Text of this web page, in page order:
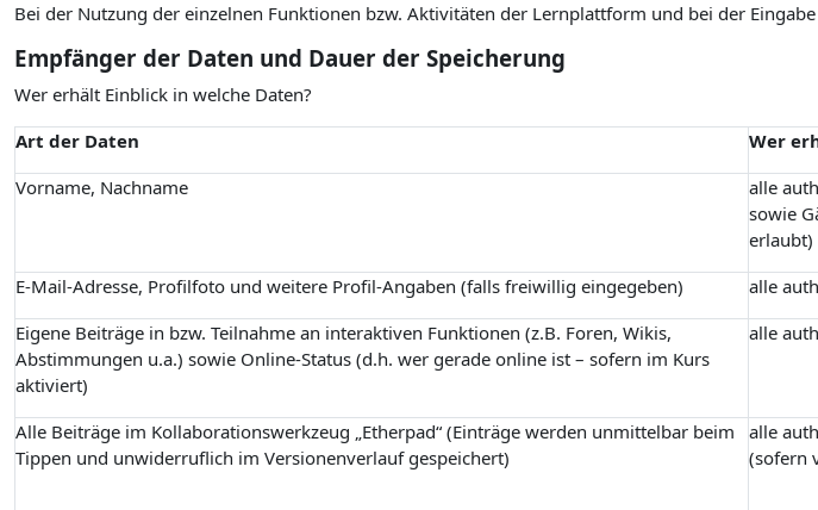
Bei der Nutzung der einzelnen Funktionen bzw. Aktivitäten der Lernplattform und bei der
Empfänger der Daten und Dauer der Speicherung
Wer erhält Einblick in welche Daten?
Art der Daten
Wer
Vorname, Nachname
alle
sowie
erlaubt)
E-Mail-Adresse, Profilfoto und weitere Profil-Angaben (falls freiwillig eingegeben) alle
Eigene Beiträge in bzw. Teilnahme an interaktiven Funktionen (z.B. Foren, Wikis,
Abstimmungen u.a.) sowie Online-Status (d.h. wer gerade online ist – sofern im Kurs
aktiviert)
alle
Alle Beiträge im Kollaborationswerkzeug „Etherpad“ (Einträge werden unmittelbar beim
Tippen und unwiderruflich im Versionenverlauf gespeichert)
alle
(sofern